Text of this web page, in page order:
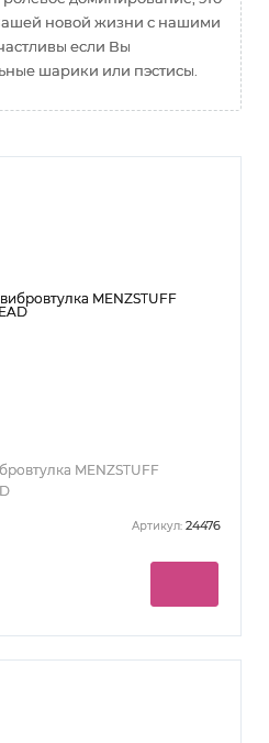
новой жизни с нашими
если Вы
шарики или пэстисы.
MENZSTUFF
Артикул: 24476